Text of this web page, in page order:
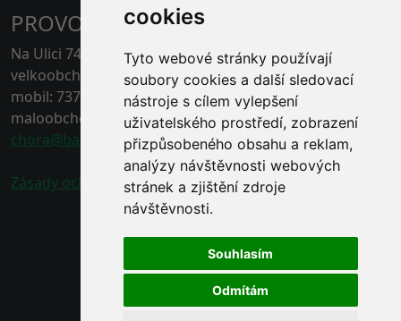
cookies
Tyto webové stránky používají
soubory cookies a další sledovací
nástroje s cílem vylepšení
uživatelského prostředí, zobrazení
přizpůsobeného obsahu a reklam,
analýzy návštěvnosti webových
stránek a zjištění zdroje
návštěvnosti.
Souhlasím
Odmítám
PROVOZOVNA ČERNÁ HORA
Na Ulici 74, 67921 Černá Hora, Blansko
velkoobchod - tel.: 778 496 863
mobil: 737 211 132
maloobchod - tel.: 778 496 862
chora@baracek.cz
Zásady ochrany osobních údajů